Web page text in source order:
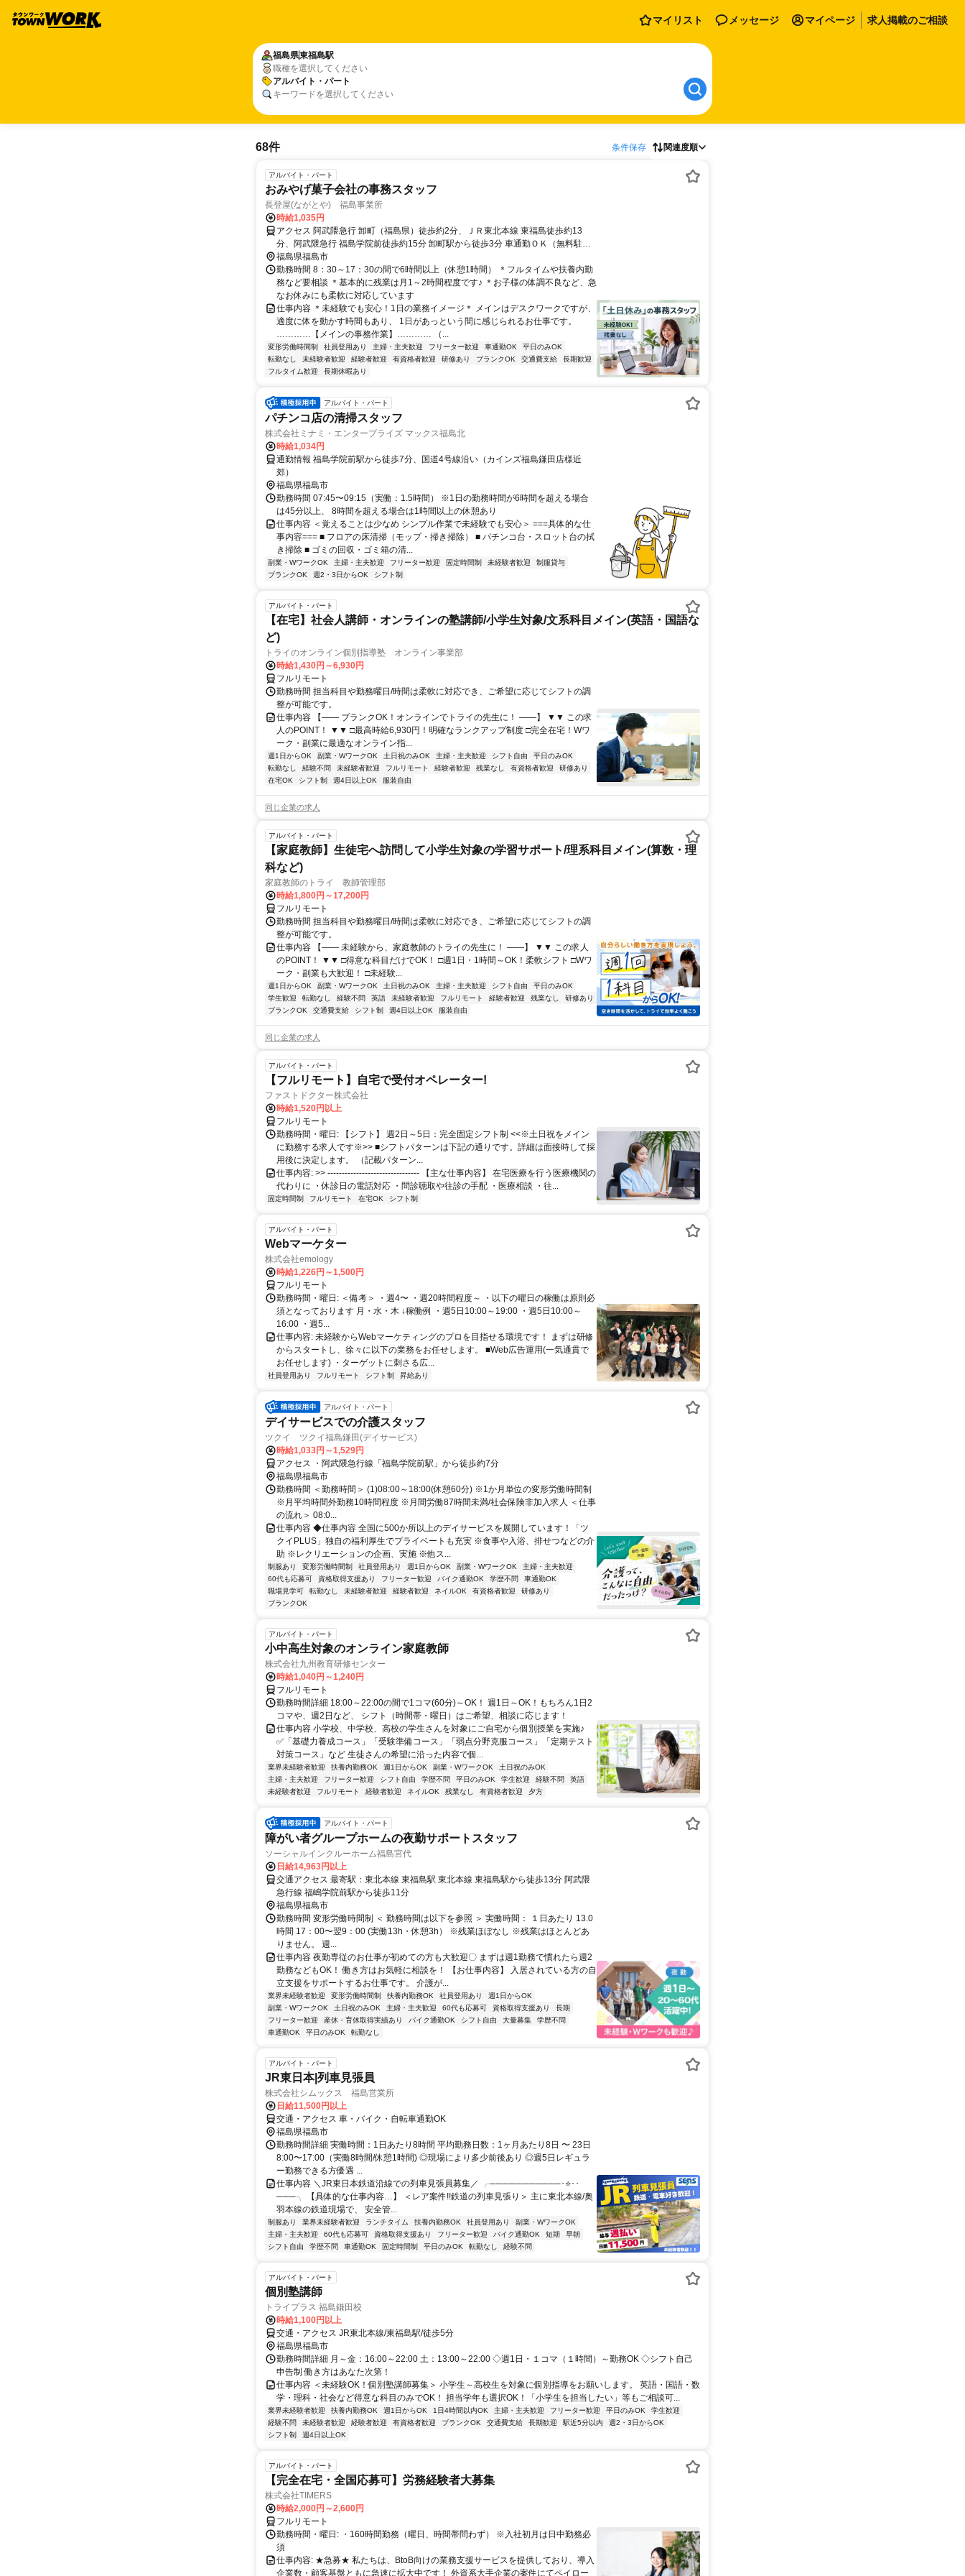
マイリスト メッセージ マイページ 求人掲載のご相談
福島県東福島駅
職種を選択してください
アルバイト・パート
キーワードを選択してください
68件 条件保存 関連度順
アルバイト・パート
おみやげ菓子会社の事務スタッフ
長登屋(ながとや) 福島事業所
時給1,035円
アクセス 阿武隈急行 卸町（福島県）徒歩約2分、ＪＲ東北本線 東福島徒歩約13
分、阿武隈急行 福島学院前徒歩約15分 卸町駅から徒歩3分 車通勤ＯＫ（無料駐車
場完備）
福島県福島市
勤務時間 8：30～17：30の間で6時間以上（休憩1時間） ＊フルタイムや扶養内勤
務など要相談 ＊基本的に残業は月1～2時間程度です♪ ＊お子様の体調不良など、急
なお休みにも柔軟に対応しています
仕事内容 ＊未経験でも安心！1日の業務イメージ＊ メインはデスクワークですが、
適度に体を動かす時間もあり、 1日があっという間に感じられるお仕事です。
…………【メインの事務作業】………… （...
変形労働時間制 社員登用あり 主婦・主夫歓迎 フリーター歓迎 車通勤OK
平日のみOK
転勤なし
未経験者歓迎 経験者歓迎 有資格者歓迎 研修あり ブランクOK 交通費支給
長期歓迎
フルタイム歓迎
長期休暇あり
アルバイト・パート
パチンコ店の清掃スタッフ
株式会社ミナミ・エンタープライズ マックス福島北
時給1,034円
通勤情報 福島学院前駅から徒歩7分、国道4号線沿い（カインズ福島鎌田店様近
郊）
福島県福島市
勤務時間 07:45〜09:15（実働：1.5時間） ※1日の勤務時間が6時間を超える場合
は45分以上、 8時間を超える場合は1時間以上の休憩あり
仕事内容 ＜覚えることは少なめ シンプル作業で未経験でも安心＞ ===具体的な仕
事内容=== ■ フロアの床清掃（モップ・掃き掃除） ■ パチンコ台・スロット台の拭
き掃除 ■ ゴミの回収・ゴミ箱の清...
副業・WワークOK 主婦・主夫歓迎 フリーター歓迎 固定時間制 未経験者歓迎
制服貸与
ブランクOK
週2・3日からOK シフト制
アルバイト・パート
【在宅】社会人講師・オンラインの塾講師/小学生対象/文系科目メイン(英語・国語な
ど)
トライのオンライン個別指導塾 オンライン事業部
時給1,430円～6,930円
フルリモート
勤務時間 担当科目や勤務曜日/時間は柔軟に対応でき、ご希望に応じてシフトの調
整が可能です。
仕事内容 【―― ブランクOK！オンラインでトライの先生に！ ――】 ▼▼ この求
人のPOINT！ ▼▼ □最高時給6,930円！明確なランクアップ制度 □完全在宅！Wワ
ーク・副業に最適なオンライン指...
週1日からOK 副業・WワークOK 土日祝のみOK 主婦・主夫歓迎 シフト自由
平日のみOK
転勤なし
経験不問 未経験者歓迎 フルリモート 経験者歓迎 残業なし 有資格者歓迎
研修あり
在宅OK
シフト制 週4日以上OK 服装自由
同じ企業の求人
アルバイト・パート
【家庭教師】生徒宅へ訪問して小学生対象の学習サポート/理系科目メイン(算数・理
科など)
家庭教師のトライ 教師管理部
時給1,800円～17,200円
フルリモート
勤務時間 担当科目や勤務曜日/時間は柔軟に対応でき、ご希望に応じてシフトの調
整が可能です。
仕事内容 【―― 未経験から、家庭教師のトライの先生に！ ――】 ▼▼ この求人
のPOINT！ ▼▼ □得意な科目だけでOK！ □週1日・1時間～OK！柔軟シフト □Wワ
ーク・副業も大歓迎！ □未経験...
週1日からOK 副業・WワークOK 土日祝のみOK 主婦・主夫歓迎 シフト自由
平日のみOK
学生歓迎
転勤なし 経験不問 英語 未経験者歓迎 フルリモート 経験者歓迎 残業なし
研修あり
ブランクOK
交通費支給 シフト制 週4日以上OK 服装自由
同じ企業の求人
アルバイト・パート
【フルリモート】自宅で受付オペレーター!
ファストドクター株式会社
時給1,520円以上
フルリモート
勤務時間・曜日: 【シフト】 週2日～5日：完全固定シフト制 <<※土日祝をメイン
に勤務する求人です※>> ■シフトパターンは下記の通りです。詳細は面接時して採
用後に決定します。 （記載パターン...
仕事内容: >> -------------------------------- 【主な仕事内容】 在宅医療を行う医療機関の
代わりに ・休診日の電話対応 ・問診聴取や往診の手配 ・医療相談 ・往...
固定時間制 フルリモート 在宅OK シフト制
アルバイト・パート
Webマーケター
株式会社emology
時給1,226円～1,500円
フルリモート
勤務時間・曜日: ＜備考＞ ・週4〜 ・週20時間程度～ ・以下の曜日の稼働は原則必
須となっております 月・水・木 ↓稼働例 ・週5日10:00～19:00 ・週5日10:00～
16:00 ・週5...
仕事内容: 未経験からWebマーケティングのプロを目指せる環境です！ まずは研修
からスタートし、徐々に以下の業務をお任せします。 ■Web広告運用(一気通貫で
お任せします) ・ターゲットに刺さる広...
社員登用あり フルリモート シフト制 昇給あり
アルバイト・パート
デイサービスでの介護スタッフ
ツクイ ツクイ福島鎌田(デイサービス)
時給1,033円～1,529円
アクセス ・阿武隈急行線「福島学院前駅」から徒歩約7分
福島県福島市
勤務時間 ＜勤務時間＞ (1)08:00～18:00(休憩60分) ※1か月単位の変形労働時間制
※月平均時間外勤務10時間程度 ※月間労働87時間未満/社会保険非加入求人 ＜仕事
の流れ＞ 08:0...
仕事内容 ◆仕事内容 全国に500か所以上のデイサービスを展開しています！「ツ
クイPLUS」独自の福利厚生でプライベートも充実 ※食事や入浴、排せつなどの介
助 ※レクリエーションの企画、実施 ※他ス...
制服あり 変形労働時間制 社員登用あり 週1日からOK 副業・WワークOK
主婦・主夫歓迎
60代も応募可
資格取得支援あり フリーター歓迎 バイク通勤OK 学歴不問
車通勤OK
職場見学可
転勤なし 未経験者歓迎 経験者歓迎 ネイルOK 有資格者歓迎
研修あり
ブランクOK
アルバイト・パート
小中高生対象のオンライン家庭教師
株式会社九州教育研修センター
時給1,040円～1,240円
フルリモート
勤務時間詳細 18:00～22:00の間で1コマ(60分)～OK！ 週1日～OK！もちろん1日2
コマや、週2日など、 シフト（時間帯・曜日）はご希望、相談に応じます！
仕事内容 小学校、中学校、高校の学生さんを対象にご自宅から個別授業を実施♪
✅「基礎力養成コース」「受験準備コース」「弱点分野克服コース」「定期テスト
対策コース」など 生徒さんの希望に沿った内容で個...
業界未経験者歓迎 扶養内勤務OK 週1日からOK 副業・WワークOK
土日祝のみOK
主婦・主夫歓迎
フリーター歓迎 シフト自由 学歴不問 平日のみOK 学生歓迎 経験不問
英語
未経験者歓迎
フルリモート 経験者歓迎 ネイルOK 残業なし 有資格者歓迎 夕方
アルバイト・パート
障がい者グループホームの夜勤サポートスタッフ
ソーシャルインクルーホーム福島宮代
日給14,963円以上
交通アクセス 最寄駅：東北本線 東福島駅 東北本線 東福島駅から徒歩13分 阿武隈
急行線 福嶋学院前駅から徒歩11分
福島県福島市
勤務時間 変形労働時間制 ＜ 勤務時間は以下を参照 ＞ 実働時間： １日あたり 13.0
時間 17：00〜翌9：00 (実働13h・休憩3h） ※残業ほぼなし ※残業はほとんどあ
りません。 週...
仕事内容 夜勤専従のお仕事が初めての方も大歓迎〇 まずは週1勤務で慣れたら週2
勤務などもOK！ 働き方はお気軽に相談を！ 【お仕事内容】 入居されている方の自
立支援をサポートするお仕事です。 介護が...
業界未経験者歓迎 変形労働時間制 扶養内勤務OK 社員登用あり
週1日からOK
副業・WワークOK
土日祝のみOK 主婦・主夫歓迎 60代も応募可 資格取得支援あり
長期
フリーター歓迎
産休・育休取得実績あり バイク通勤OK シフト自由 大量募集
学歴不問
車通勤OK
平日のみOK 転勤なし
アルバイト・パート
JR東日本|列車見張員
株式会社シムックス 福島営業所
日給11,500円以上
交通・アクセス 車・バイク・自転車通勤OK
福島県福島市
勤務時間詳細 実働時間：1日あたり8時間 平均勤務日数：1ヶ月あたり8日 〜 23日
8:00〜17:00（実働8時間/休憩1時間) ◎現場により多少前後あり ◎週5⽇レギュラ
ー勤務できる⽅優遇 ...
仕事内容 ＼JR東⽇本鉄道沿線での列⾞⾒張員募集／ ╭───────────･⭐･･
───╮ 【具体的な仕事内容…】 ＜レア案件!!鉄道の列⾞⾒張り＞ 主に東北本線/奥
羽本線の鉄道現場で、 安全管...
制服あり 業界未経験者歓迎 ランチタイム 扶養内勤務OK 社員登用あり
副業・WワークOK
主婦・主夫歓迎
60代も応募可 資格取得支援あり フリーター歓迎 バイク通勤OK 短期
早朝
シフト自由
学歴不問 車通勤OK 固定時間制 平日のみOK 転勤なし 経験不問
アルバイト・パート
個別塾講師
トライプラス 福島鎌田校
時給1,100円以上
交通・アクセス JR東北本線/東福島駅/徒歩5分
福島県福島市
勤務時間詳細 月～金：16:00～22:00 土：13:00～22:00 ◇週1日・１コマ（１時間）～勤務OK ◇シフト自己
申告制 働き方はあなた次第！
仕事内容 ＜未経験OK！個別塾講師募集＞ 小学生～高校生を対象に個別指導をお願いします。 英語・国語・数
学・理科・社会など得意な科目のみでOK！ 担当学年も選択OK！「小学生を担当したい」等もご相談可...
業界未経験者歓迎 扶養内勤務OK 週1日からOK 1日4時間以内OK 主婦・主夫歓迎 フリーター歓迎 平日のみOK
学生歓迎
経験不問
未経験者歓迎 経験者歓迎 有資格者歓迎 ブランクOK 交通費支給 長期歓迎 駅近5分以内
週2・3日からOK
シフト制
週4日以上OK
アルバイト・パート
【完全在宅・全国応募可】労務経験者大募集
株式会社TIMERS
時給2,000円～2,600円
フルリモート
勤務時間・曜日: ・160時間勤務（曜日、時間帯問わず） ※入社初月は日中勤務必
須
仕事内容: ★急募★ 私たちは、BtoB向けの業務支援サービスを提供しており、導入
企業数・顧客基盤ともに急速に拡大中です！ 外資系大手企業の案件にてペイロー